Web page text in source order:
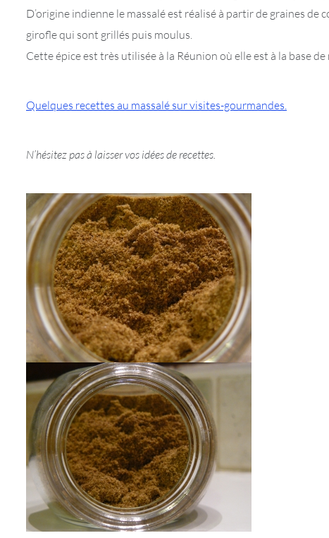
D’origine indienne le massalé est réalisé à partir de graines
girofle qui sont grillés puis moulus.
Cette épice est très utilisée à la Réunion où elle est à la base
Quelques recettes au massalé sur visites-gourmandes.
N’hésitez pas à laisser vos idées de recettes.